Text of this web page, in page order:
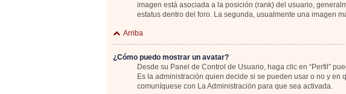
imagen está asociada a la posición (rank) del usuario,
estatus dentro del foro. La segunda, usualmente una imagen
Arriba
¿Cómo puedo mostrar un avatar?
Desde su Panel de Control de Usuario, haga clic en “Perfil”
Es la administración quien decide si se pueden usar o no y
comuníquese con La Administración para que sea activada.